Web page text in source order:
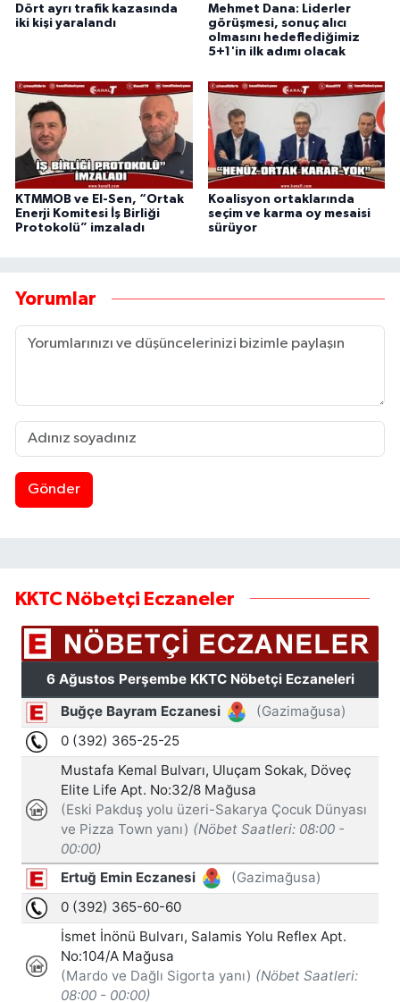
Dört ayrı trafik kazasında
iki kişi yaralandı
Mehmet Dana: Liderler
görüşmesi, sonuç alıcı
olmasını hedeflediğimiz
5+1'in ilk adımı olacak
KTMMOB ve El-Sen, “Ortak
Enerji Komitesi İş Birliği
Protokolü” imzaladı
Koalisyon ortaklarında
seçim ve karma oy mesaisi
sürüyor
Yorumlar
Gönder
KKTC Nöbetçi Eczaneler